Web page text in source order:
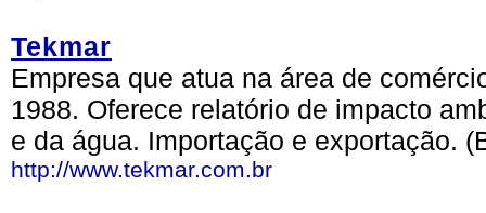
Tekmar
Empresa que atua na área de
1988. Oferece relatório de impacto
e da água. Importação e exportação.
http://www.tekmar.com.br